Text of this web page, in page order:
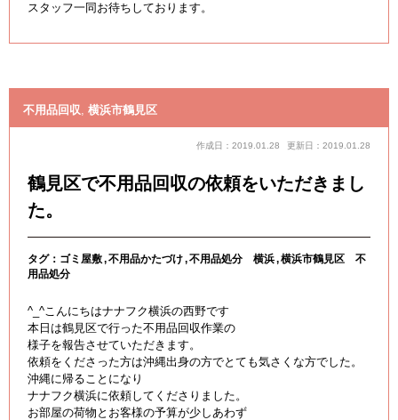
スタッフ一同お待ちしております。
不用品回収, 横浜市鶴見区
作成日：2019.01.28 更新日：2019.01.28
鶴見区で不用品回収の依頼をいただきまし
た。
タグ： ゴミ屋敷 不用品かたづけ 不用品処分 横浜 横浜市鶴見区 不
用品処分
^_^こんにちはナナフク横浜の西野です
本日は鶴見区で行った不用品回収作業の
様子を報告させていただきます。
依頼をくださった方は沖縄出身の方でとても気さくな方でした。
沖縄に帰ることになり
ナナフク横浜に依頼してくださりました。
お部屋の荷物とお客様の予算が少しあわず